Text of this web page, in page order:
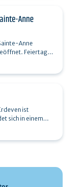
Anne
Anne
Feiertage
Uhr Sonntag,
ist
sich in einem
12.